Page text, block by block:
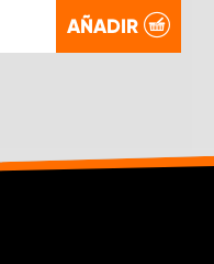
AÑADIR